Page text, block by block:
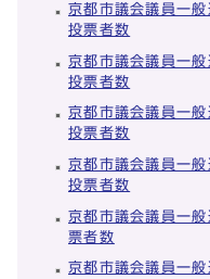
京都市議会議員一
投票者数
京都市議会議員一般
投票者数
京都市議会議員一
投票者数
京都市議会議員一
投票者数
京都市議会議員一
票者数
京都市議会議員一